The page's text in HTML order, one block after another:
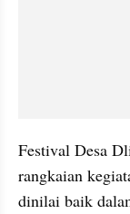
Festival Desa
rangkaian
dinilai baik